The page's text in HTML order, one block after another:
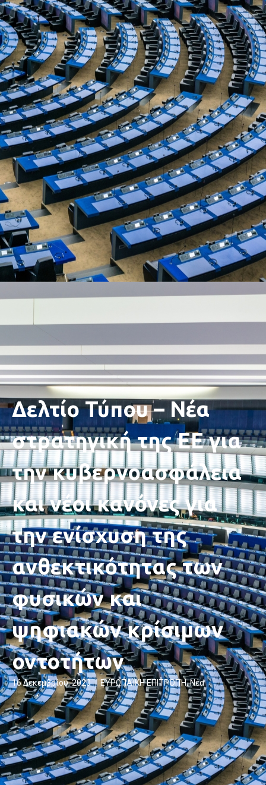
Δελτίο Τύπου – Νέα
στρατηγική της ΕΕ για
την κυβερνοασφάλεια
και νέοι κανόνες για
την ενίσχυση της
ανθεκτικότητας των
φυσικών και
ψηφιακών κρίσιμων
οντοτήτων
16 Δεκεμβρίου, 2020 ΕΥΡΩΠΑΪΚΗ ΕΠΙΤΡΟΠΉ,Νέα